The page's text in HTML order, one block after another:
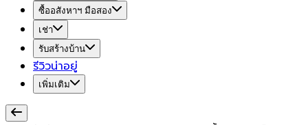
ซื้ออสังหาฯ มือสอง
เช่า
รับสร้างบ้าน
รีวิวน่าอยู่
เพิ่มเติม